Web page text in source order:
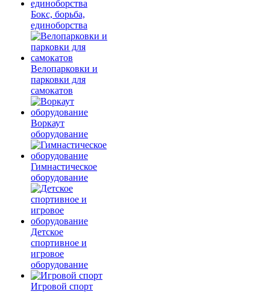
Бокс, борьба,
единоборства
Велопарковки и
парковки для
самокатов
Воркаут
оборудование
Гимнастическое
оборудование
Детское
спортивное и
игровое
оборудование
Игровой спорт